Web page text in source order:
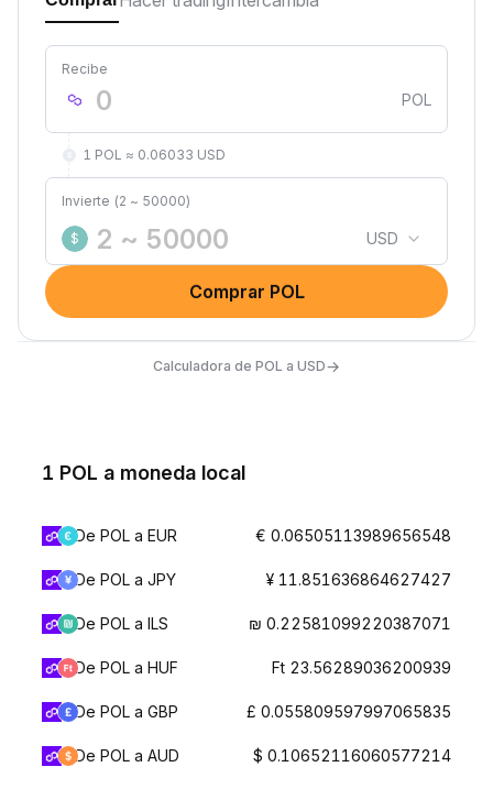
Recibe
POL
1 POL ≈ 0.06033 USD
Invierte (2 ~ 50000)
$ USD
Comprar POL
Calculadora de POL a USD→
1 POL a moneda local
De POL a EUR € 0.06505113989656548
De POL a JPY ¥ 11.851636864627427
De POL a ILS ₪ 0.22581099220387071
De POL a HUF Ft 23.56289036200939
De POL a GBP £ 0.055809597997065835
De POL a AUD $ 0.10652116060577214